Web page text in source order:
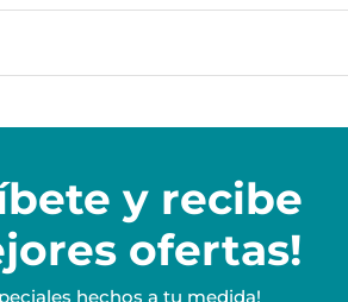
y recibe
ofertas!
hechos a tu medida!